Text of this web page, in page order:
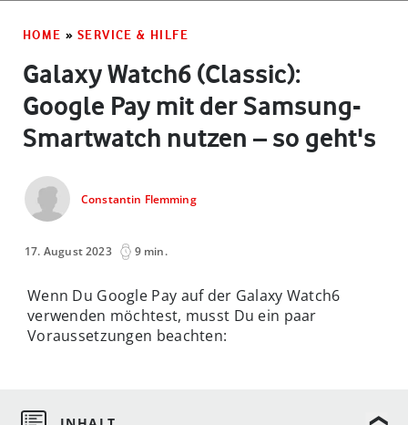
HOME » SERVICE & HILFE
Galaxy Watch6 (Classic):
Google Pay mit der Samsung-
Smartwatch nutzen – so geht's
Constantin Flemming
17. August 2023 9 min.
Wenn Du Google Pay auf der Galaxy Watch6
verwenden möchtest, musst Du ein paar
Voraussetzungen beachten: